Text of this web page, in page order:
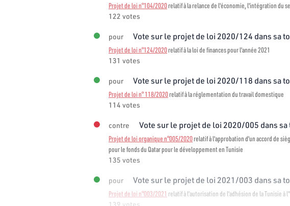
Projet de loi n°104/2020relatif à la relance de l'économie, l'intégration du
122 votes
pour Vote sur le projet de loi 2020/124 dans sa
Projet de loi n°124/2020relatif à la loi de finances pour l'année 2021
131 votes
pour Vote sur le projet de loi 2020/118 dans sa
Projet de loi n° 118/2020relatif à la réglementation du travail domestique
114 votes
contre Vote sur le projet de loi 2020/005 dans
Projet de loi organique n°005/2020relatif à l'approbation d'un accord de
pour le fonds du Qatar pour le développement en Tunisie
135 votes
pour Vote sur le projet de loi 2021/003 dans sa
Projet de loi n°003/2021 relatif à l’autorisation de l'adhésion de la Tunisie